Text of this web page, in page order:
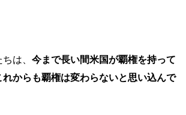
は、 今まで長い間米国が覇権を持って
れからも覇権は変わらないと思い込んで